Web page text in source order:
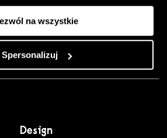
na wszystkie
Spersonalizuj
jako
wyjścia
do wnętrz
pełnych
charakteru”.
Design